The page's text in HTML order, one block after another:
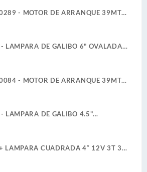
- MOTOR DE ARRANQUE 39MT
LAMPARA DE GALIBO 6" OVALADA
- MOTOR DE ARRANQUE 39MT
DE GALIBO 4.5"
LAMPARA CUADRADA 4″ 12V 3T 30